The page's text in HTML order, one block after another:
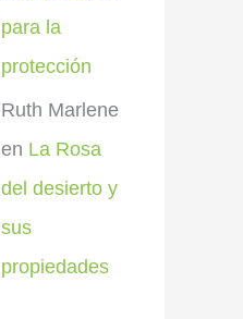
para la
protección
Ruth Marlene
en La Rosa
del desierto y
sus
propiedades